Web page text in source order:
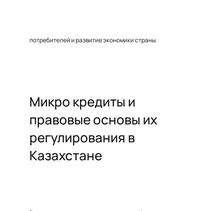
потребителей и развитие экономики страны.
Микро кредиты и
правовые основы их
регулирования в
Казахстане